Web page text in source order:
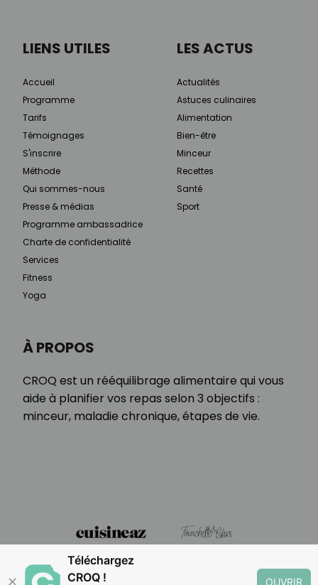
À PROPOS
CROQ est un rééquilibrage alimentaire qui vous
aide à planifier vos repas selon 3 objectifs :
minceur, maladie chronique, étapes de vie.
LIENS UTILES
Accueil
Programme
Tarifs
Témoignages
S'inscrire
Méthode
Qui sommes-nous
Presse & médias
Programme ambassadrice
Charte de confidentialité
Services
Fitness
Yoga
LES ACTUS
Actualités
Astuces culinaires
Alimentation
Bien-être
Minceur
Recettes
Santé
Sport
✕
Téléchargez
CROQ !
OUVRIR